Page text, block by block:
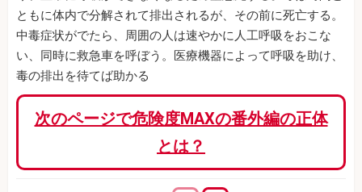
ともに体内で分解されて排出されるが、その前に死亡する。
中毒症状がでたら、周囲の人は速やかに人工呼吸をおこな
い、同時に救急車を呼ぼう。医療機器によって呼吸を助け、
毒の排出を待てば助かる
次のページで危険度MAXの番外編の正体
とは？